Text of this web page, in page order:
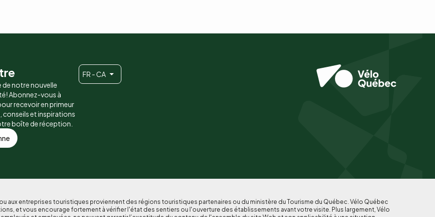
de notre nouvelle
Abonnez-vous à
recevoir en primeur
conseils et inspirations
boîte de réception.
FR - CA
aux entreprises touristiques proviennent des régions touristiques partenaires ou du ministère du Tourisme du Québec. Vélo Québec
et vous encourage fortement à vérifier l'état des sentiers ou l'ouverture des établissements avant votre visite. Plus largement, Vélo